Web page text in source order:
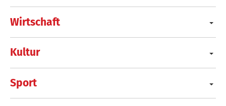
Wirtschaft
Kultur
Sport